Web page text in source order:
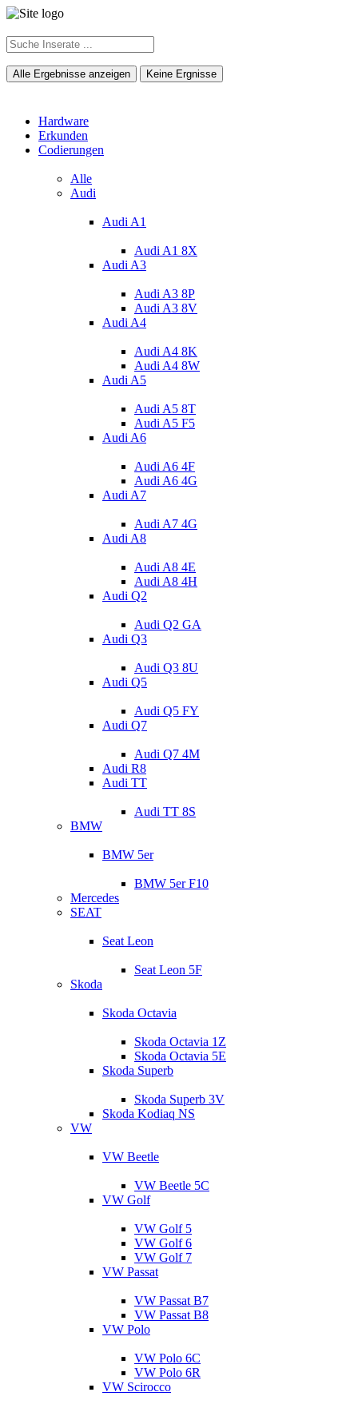
Alle Ergebnisse anzeigen Keine Ergnisse
Hardware
Erkunden
Codierungen
Alle
Audi
Audi A1
Audi A1 8X
Audi A3
Audi A3 8P
Audi A3 8V
Audi A4
Audi A4 8K
Audi A4 8W
Audi A5
Audi A5 8T
Audi A5 F5
Audi A6
Audi A6 4F
Audi A6 4G
Audi A7
Audi A7 4G
Audi A8
Audi A8 4E
Audi A8 4H
Audi Q2
Audi Q2 GA
Audi Q3
Audi Q3 8U
Audi Q5
Audi Q5 FY
Audi Q7
Audi Q7 4M
Audi R8
Audi TT
Audi TT 8S
BMW
BMW 5er
BMW 5er F10
Mercedes
SEAT
Seat Leon
Seat Leon 5F
Skoda
Skoda Octavia
Skoda Octavia 1Z
Skoda Octavia 5E
Skoda Superb
Skoda Superb 3V
Skoda Kodiaq NS
VW
VW Beetle
VW Beetle 5C
VW Golf
VW Golf 5
VW Golf 6
VW Golf 7
VW Passat
VW Passat B7
VW Passat B8
VW Polo
VW Polo 6C
VW Polo 6R
VW Scirocco